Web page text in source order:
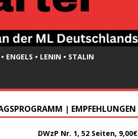
ENGELS • LENIN • STALIN
| EMPFEHLUNGEN
DWzP Nr. 1, 52 Seiten, 9,00€